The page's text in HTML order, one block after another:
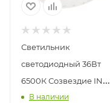
Светильник
светодиодный 36Вт
6500К Созвездие IN
HOME
В наличии